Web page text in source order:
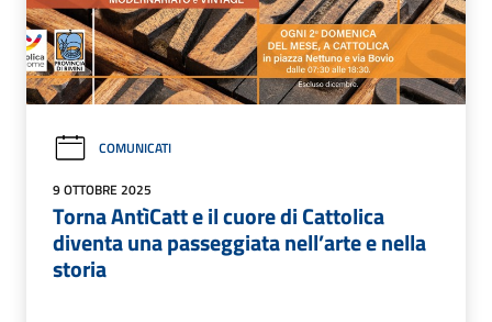
COMUNICATI
9 OTTOBRE 2025
Torna AntìCatt e il cuore di Cattolica
diventa una passeggiata nell’arte e nella
storia